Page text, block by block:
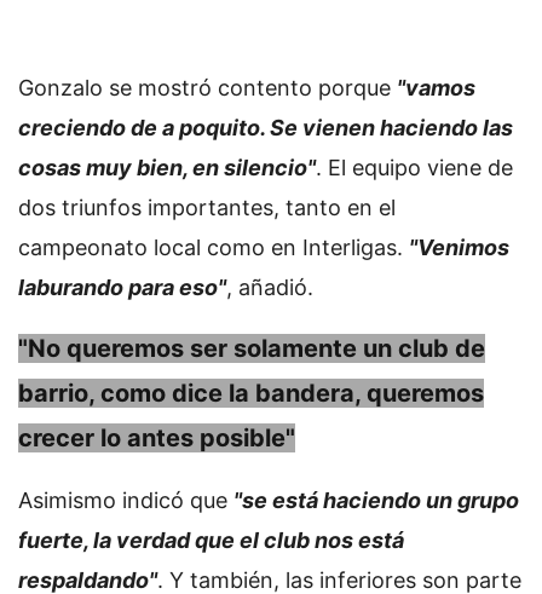
Gonzalo se mostró contento porque "vamos
creciendo de a poquito. Se vienen haciendo las
cosas muy bien, en silencio". El equipo viene de
dos triunfos importantes, tanto en el
campeonato local como en Interligas. "Venimos
laburando para eso", añadió.
"No queremos ser solamente un club de
barrio, como dice la bandera, queremos
crecer lo antes posible"
Asimismo indicó que "se está haciendo un grupo
fuerte, la verdad que el club nos está
respaldando". Y también, las inferiores son parte